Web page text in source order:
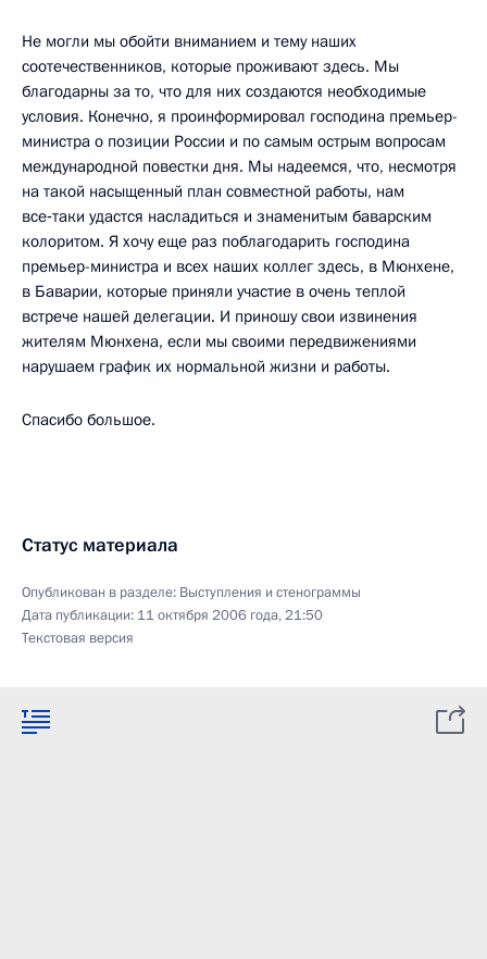
Не могли мы обойти вниманием и тему наших
соотечественников, которые проживают здесь. Мы
благодарны за то, что для них создаются необходимые
условия. Конечно, я проинформировал господина премьер-
министра о позиции России и по самым острым вопросам
международной повестки дня. Мы надеемся, что, несмотря
на такой насыщенный план совместной работы, нам
все‑таки удастся насладиться и знаменитым баварским
колоритом. Я хочу еще раз поблагодарить господина
премьер-министра и всех наших коллег здесь, в Мюнхене,
в Баварии, которые приняли участие в очень теплой
встрече нашей делегации. И приношу свои извинения
жителям Мюнхена, если мы своими передвижениями
нарушаем график их нормальной жизни и работы.
Спасибо большое.
Статус материала
Опубликован в разделе: Выступления и стенограммы
Дата публикации: 11 октября 2006 года, 21:50
Текстовая версия